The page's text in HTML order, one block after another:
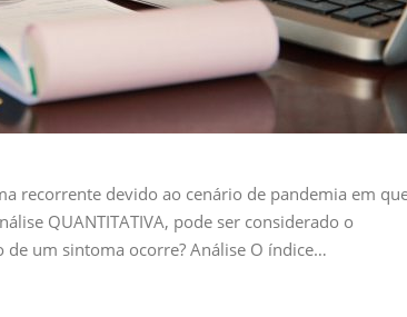
recorrente devido ao cenário de pandemia em
QUANTITATIVA, pode ser considerado o
de um sintoma ocorre? Análise O índice…